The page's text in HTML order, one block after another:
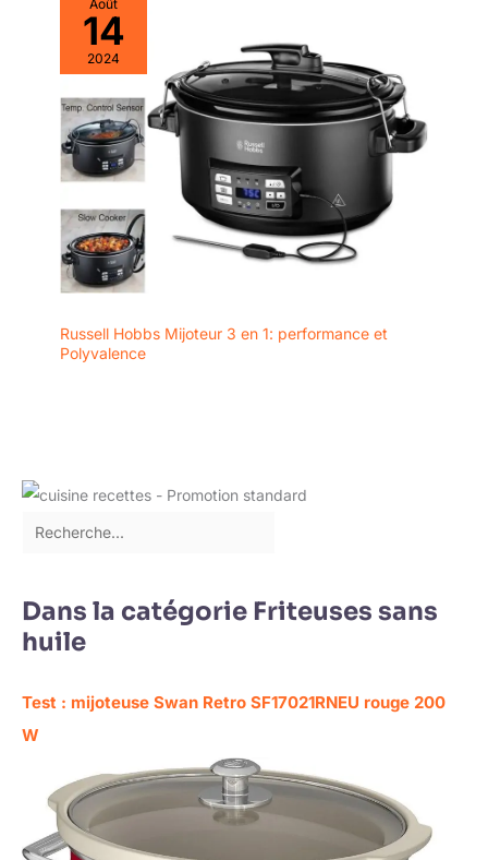
Août
14
2024
Russell Hobbs Mijoteur 3 en 1: performance et
Polyvalence
Dans la catégorie Friteuses sans
huile
Test : mijoteuse Swan Retro SF17021RNEU rouge 200
W